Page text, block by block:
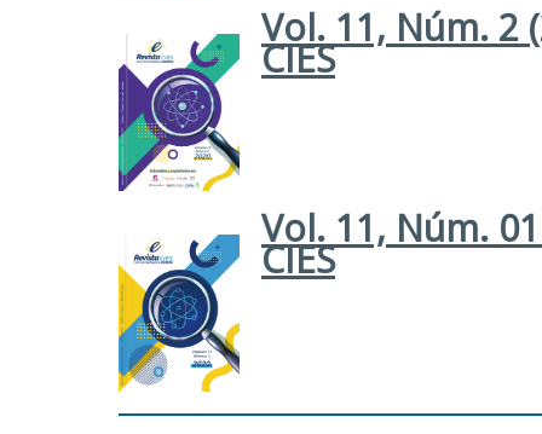
Vol. 11, Núm. 2
CIES
Vol. 11, Núm.
CIES